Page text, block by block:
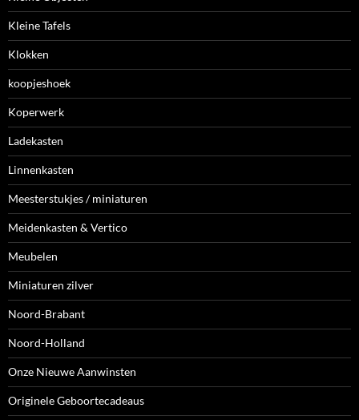
Kleine Tafels
Klokken
koopjeshoek
Koperwerk
Ladekasten
Linnenkasten
Meesterstukjes / miniaturen
Meidenkasten & Vertico
Meubelen
Miniaturen zilver
Noord-Brabant
Noord-Holland
Onze Nieuwe Aanwinsten
Originele Geboortecadeaus